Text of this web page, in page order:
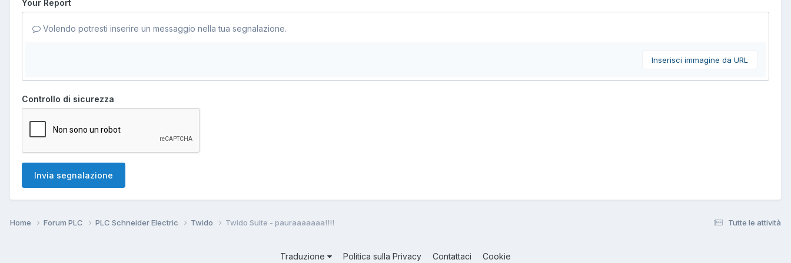
Your Report
Volendo potresti inserire un messaggio nella tua segnalazione.
Inserisci immagine da URL
Controllo di sicurezza
Invia segnalazione
Tutte le attività
Home Forum PLC PLC Schneider Electric Twido Twido Suite - pauraaaaaaa!!!!
Traduzione Politica sulla Privacy Contattaci Cookie